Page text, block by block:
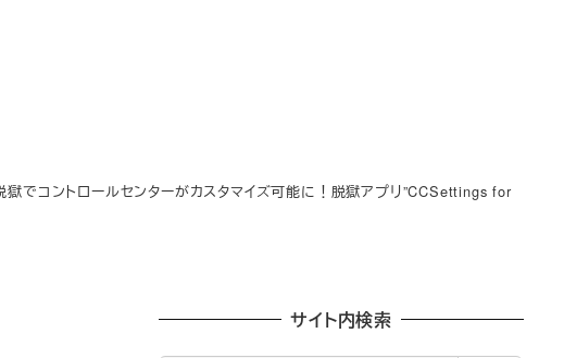
獄でコントロールセンターがカスタマイズ可能に！脱獄アプリ”CCSettings for
サイト内検索